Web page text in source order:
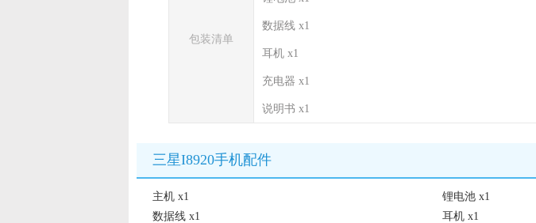
包装清单
数据线 x1
耳机 x1
充电器 x1
说明书 x1
三星I8920手机配件
主机 x1
锂电池 x1
数据线 x1
耳机 x1